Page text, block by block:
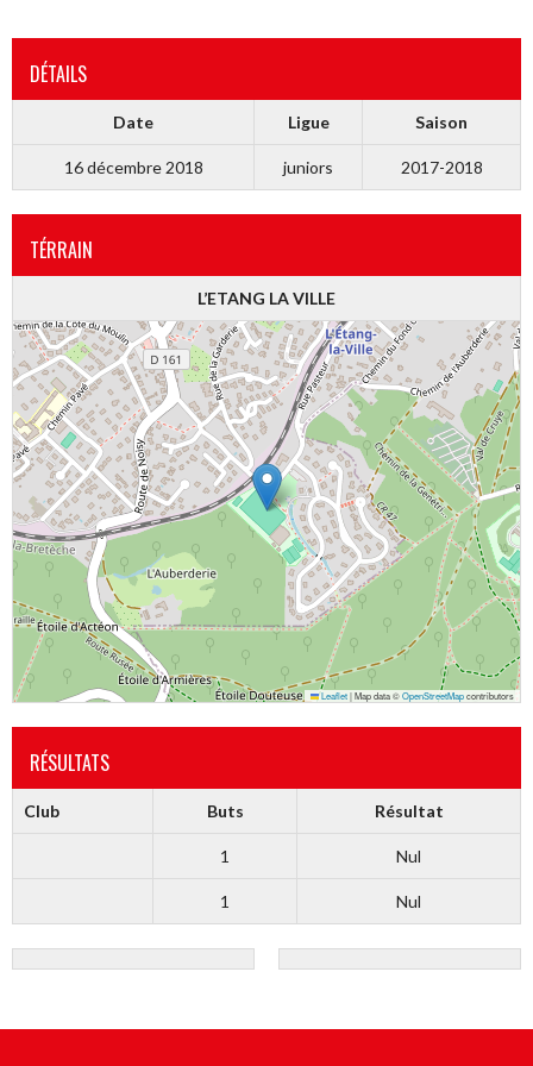
DÉTAILS
Date Ligue Saison
16 décembre 2018 juniors 2017-2018
TÉRRAIN
L’ETANG LA VILLE
Leaflet|Map data ©OpenStreetMapcontributors
RÉSULTATS
Club Buts Résultat
1 Nul
1 Nul